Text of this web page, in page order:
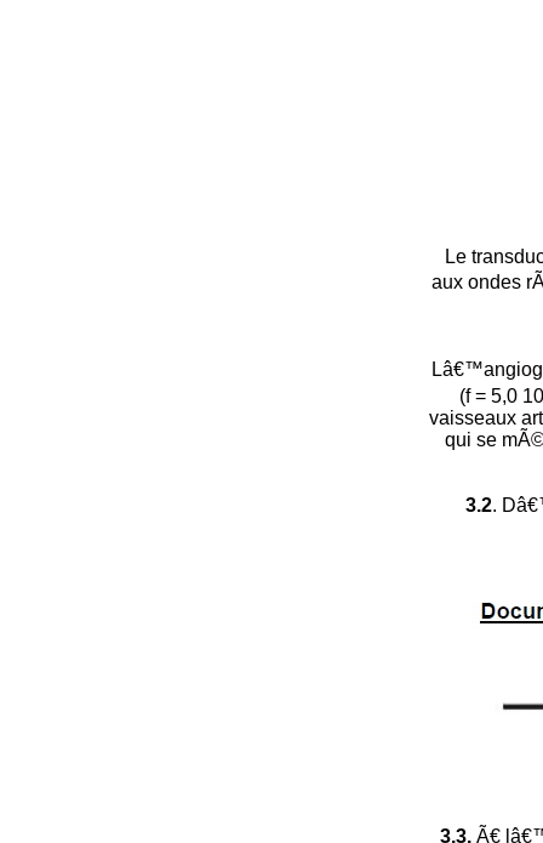
Le
aux ondes
(f = 5,0 10
vaisseaux
qui se
3.2.
3.3. Ã€